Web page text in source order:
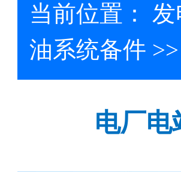
当前位置：
油系统备件
电厂电